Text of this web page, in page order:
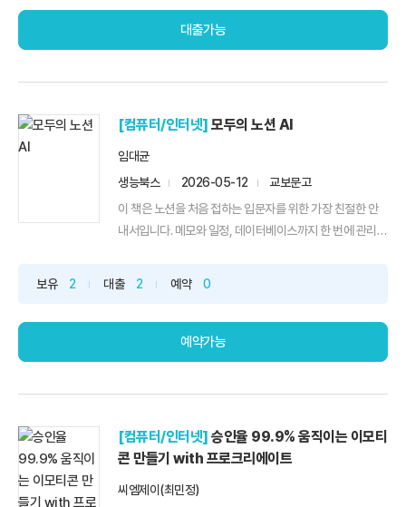
대출가능
[컴퓨터/인터넷] 모두의 노션 AI
임대균
생능북스
2026-05-12
교보문고
이 책은 노션을 처음 접하는 입문자를 위한 가장 친절한 안
내서입니다. 메모와 일정, 데이터베이스까지 한 번에 관리할
보유 2 대출 2 예약 0
예약가능
[컴퓨터/인터넷] 승인율 99.9% 움직이는 이모티
콘 만들기 with 프로크리에이트
씨엠제이(최민정)